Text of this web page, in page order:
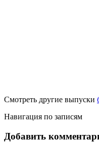
Смотреть другие выпуски
Навигация по записям
Добавить